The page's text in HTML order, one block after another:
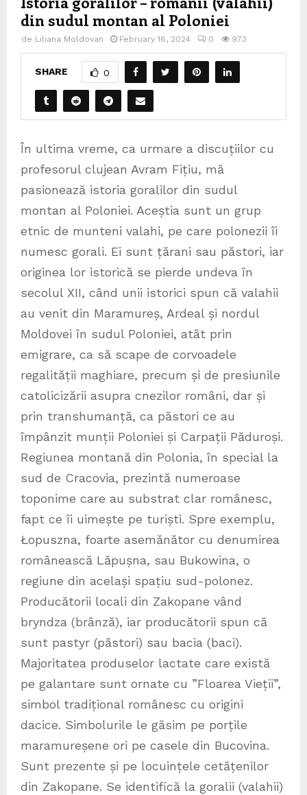
din sudul montan al Poloniei
de Liliana Moldovan February 16, 2024 0 973
SHARE 0
În ultima vreme, ca urmare a discuțiilor cu
profesorul clujean Avram Fițiu, mă
pasionează istoria goralilor din sudul
montan al Poloniei. Aceștia sunt un grup
etnic de munteni valahi, pe care polonezii îi
numesc gorali. Ei sunt țărani sau păstori, iar
originea lor istorică se pierde undeva în
secolul XII, când unii istorici spun că valahii
au venit din Maramureș, Ardeal și nordul
Moldovei în sudul Poloniei, atât prin
emigrare, ca să scape de corvoadele
regalității maghiare, precum și de presiunile
catolicizării asupra cnezilor români, dar și
prin transhumanță, ca păstori ce au
împânzit munții Poloniei și Carpații Păduroși.
Regiunea montană din Polonia, în special la
sud de Cracovia, prezintă numeroase
toponime care au substrat clar românesc,
fapt ce îi uimește pe turiști. Spre exemplu,
Łopuszna, foarte asemănător cu denumirea
românească Lăpușna, sau Bukowina, o
regiune din același spațiu sud-polonez.
Producătorii locali din Zakopane vând
bryndza (brânză), iar producătorii spun că
sunt pastyr (păstori) sau bacia (baci).
Majoritatea produselor lactate care există
pe galantare sunt ornate cu ”Floarea Vieții”,
simbol tradițional românesc cu origini
dacice. Simbolurile le găsim pe porțile
maramureșene ori pe casele din Bucovina.
Sunt prezente și pe locuințele cetățenilor
din Zakopane. Se identifică la goralii (valahii)